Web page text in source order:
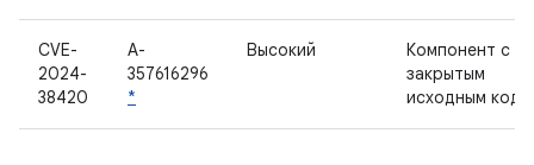
CVE-
2024-
38420
A-
357616296
*
Высокий
Компонент с
закрытым
исходным